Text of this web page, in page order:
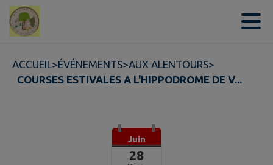
Contenu
ACCUEIL>ÉVÉNEMENTS>AUX ALENTOURS>
COURSES ESTIVALES A L'HIPPODROME DE V...
Juin
28